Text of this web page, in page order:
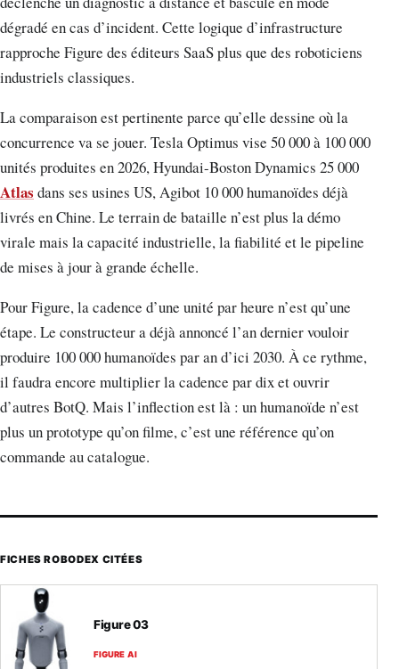
dégradé en cas d’incident. Cette logique d’infrastructure
rapproche Figure des éditeurs SaaS plus que des roboticiens
industriels classiques.
La comparaison est pertinente parce qu’elle dessine où la
concurrence va se jouer. Tesla Optimus vise 50 000 à 100 000
unités produites en 2026, Hyundai-Boston Dynamics 25 000
Atlas dans ses usines US, Agibot 10 000 humanoïdes déjà
livrés en Chine. Le terrain de bataille n’est plus la démo
virale mais la capacité industrielle, la fiabilité et le pipeline
de mises à jour à grande échelle.
Pour Figure, la cadence d’une unité par heure n’est qu’une
étape. Le constructeur a déjà annoncé l’an dernier vouloir
produire 100 000 humanoïdes par an d’ici 2030. À ce rythme,
il faudra encore multiplier la cadence par dix et ouvrir
d’autres BotQ. Mais l’inflection est là : un humanoïde n’est
plus un prototype qu’on filme, c’est une référence qu’on
commande au catalogue.
FICHES ROBODEX CITÉES
Figure 03
FIGURE AI